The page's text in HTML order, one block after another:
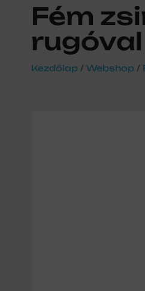
Fém
Kezdőlap / Webshop /